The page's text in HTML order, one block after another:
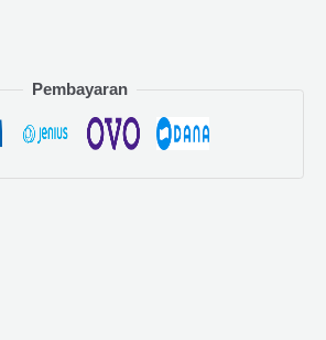
Pembayaran